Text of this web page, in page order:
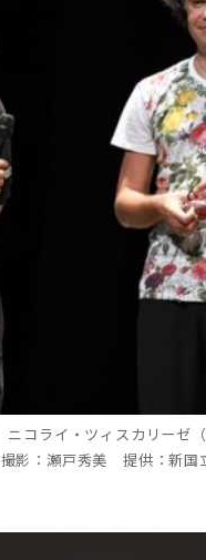
ニコライ・ツィスカリーゼ
撮影：瀬戸秀美 提供：新国